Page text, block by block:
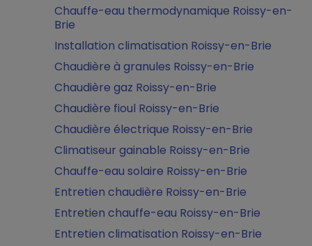
Chauffe-eau thermodynamique Roissy-en-
Brie
Installation climatisation Roissy-en-Brie
Chaudière à granules Roissy-en-Brie
Chaudière gaz Roissy-en-Brie
Chaudière fioul Roissy-en-Brie
Chaudière électrique Roissy-en-Brie
Climatiseur gainable Roissy-en-Brie
Chauffe-eau solaire Roissy-en-Brie
Entretien chaudière Roissy-en-Brie
Entretien chauffe-eau Roissy-en-Brie
Entretien climatisation Roissy-en-Brie